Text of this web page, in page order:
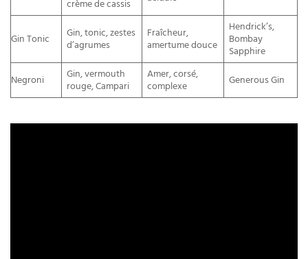
crème de cassis
Gin Tonic
Gin, tonic, zestes
d’agrumes
Fraîcheur,
amertume douce
Hendrick’s,
Bombay
Sapphire
Negroni
Gin, vermouth
rouge, Campari
Amer, corsé,
complexe
Generous Gin